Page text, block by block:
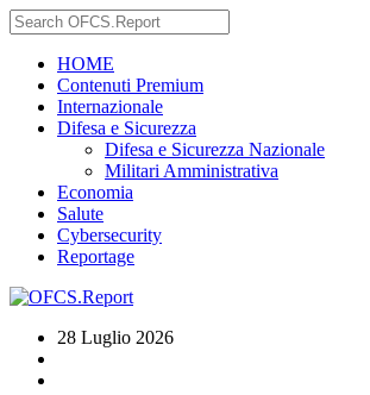
HOME
Contenuti Premium
Internazionale
Difesa e Sicurezza
Difesa e Sicurezza Nazionale
Militari Amministrativa
Economia
Salute
Cybersecurity
Reportage
28 Luglio 2026